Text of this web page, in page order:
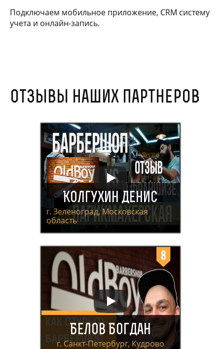
Подключаем мобильное приложение, CRM систему
учета и онлайн-запись.
Отзывы наших партнеров
Колгухин Денис
г. Зеленоград, Московская
область
Белов Богдан
г. Санкт-Петербург, Кудрово